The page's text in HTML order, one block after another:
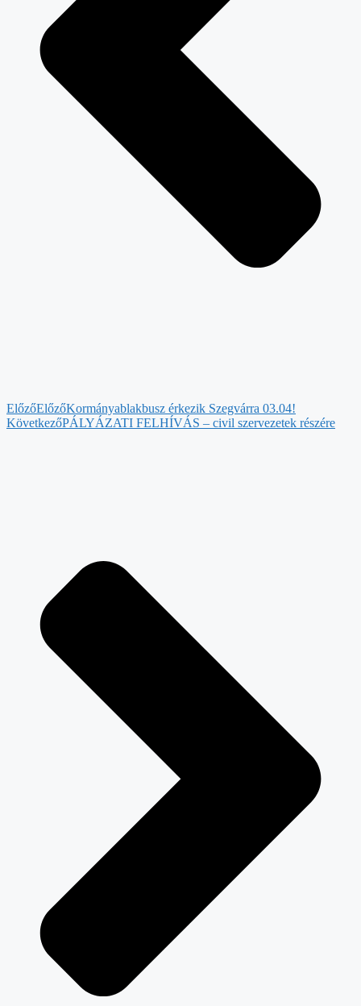
ElőzőElőzőKormányablakbusz érkezik Szegvárra 03.04!
KövetkezőPÁLYÁZATI FELHÍVÁS – civil szervezetek részére